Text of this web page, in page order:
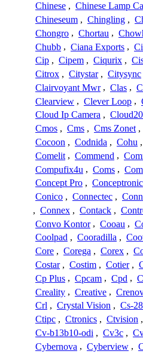
Chinese , Chinese Lamp
Chineseum , Chingling ,
Chongro , Chortau ,
Chubb , Ciana Exports ,
Cip , Cipem , Ciqurix ,
Citrox , Citystar , Citysync
Clairvoyant Mwr , Clas ,
Clearview , Clever Loop ,
Cloud Ip Camera ,
Cmos , Cms , Cms Zonet ,
Cocoon , Codnida , Cohu ,
Comelit , Commend ,
Compufix4u , Coms ,
Concept Pro , Conceptronic
Conico , Connectec ,
, Connex , Contack ,
Convo Kontor , Cooau ,
Coolpad , Cooradilla ,
Core , Corega , Corex ,
Costar , Costim , Cotier ,
Cp Plus , Cpcam , Cpd ,
Creality , Creative ,
Crl , Crystal Vision , Cs-
Ctipc , Ctronics , Ctvision ,
Cv-b13b10-odi , Cv3c ,
Cybernova , Cyberview ,